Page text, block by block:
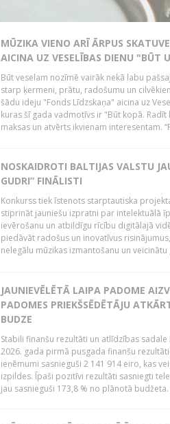
MŪZIKA VIENO ARĪ ĀRPUS
AICINA UZ VESELĪBAS DIENU "BŪT
Būt veselam nozīmē vairāk nekā labu
starp ķermeni, prātu, radošumu un
šādu ideju "Fonds Līdzskaņa" aicina uz
kuras šī gada vadmotīvs ir "Būt kopā. Radīt
maksas un atvērts ikvienam interesentam.
NOSKAIDROTI BALTIJAS VALSTU
GUDRI” FINĀLISTI
Konkurss tiek īstenots starptautiska
stiprināt jauniešu izpratni par intelektuālā
ievērošanu un atbildīgu rīcību digitālajā
piedāvāt radošus un inovatīvus
nelegālu mūzikas izmantošanu un
JAUNIEVĒLĒTĀ LAIPA PADOME
PADOMES PRIEKŠSĒDĒTĀJU
BUDZE
Stabili finanšu rezultāti un atlīdzības sadale
2026. gada pirmā pusgada finanšu
ieņēmumi sasnieguši 2 141 914 eiro, kas
izpildes. Īpaši pozitīvi rezultāti sasniegti
jau sasnieguši 173,8 % no plānotā